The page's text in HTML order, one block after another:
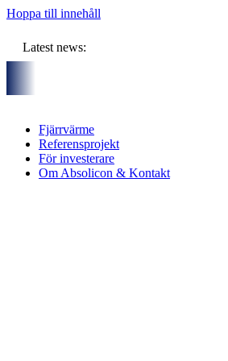
Hoppa till innehåll
Latest news:
Fjärrvärme
Referensprojekt
För investerare
Om Absolicon & Kontakt